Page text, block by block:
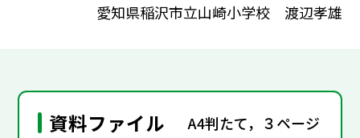
愛知県稲沢市立山崎小学校 渡辺孝雄
資料ファイル A4判たて，３ページ